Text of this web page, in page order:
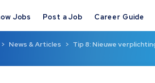
Jobs Post a Job Career Guide
News & Articles Tip 8: Nieuwe